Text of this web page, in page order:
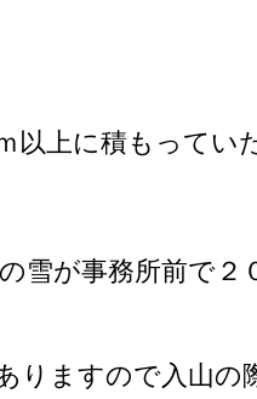
以上に積もってい
雪が事務所前で
りますので入山